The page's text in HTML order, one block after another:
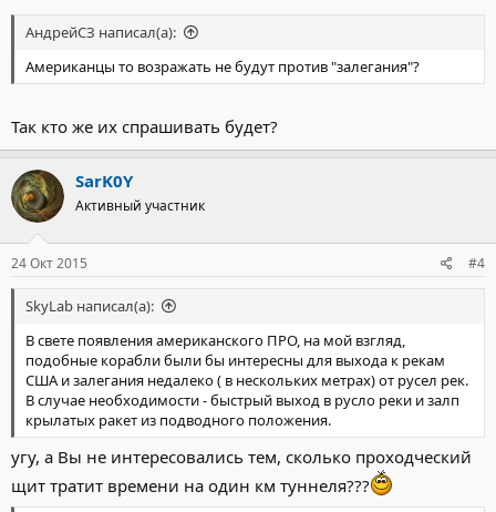
АндрейСЗ написал(а):
Американцы то возражать не будут против "залегания"?
Так кто же их спрашивать будет?
SarK0Y
Активный участник
24 Окт 2015 #4
SkyLab написал(а):
В свете появления американского ПРО, на мой взгляд,
подобные корабли были бы интересны для выхода к рекам
США и залегания недалеко ( в нескольких метрах) от русел рек.
В случае необходимости - быстрый выход в русло реки и залп
крылатых ракет из подводного положения.
угу, а Вы не интересовались тем, сколько проходческий
щит тратит времени на один км туннеля???